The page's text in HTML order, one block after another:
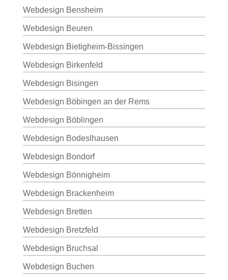
Webdesign Bensheim
Webdesign Beuren
Webdesign Bietigheim-Bissingen
Webdesign Birkenfeld
Webdesign Bisingen
Webdesign Böbingen an der Rems
Webdesign Böblingen
Webdesign Bodeslhausen
Webdesign Bondorf
Webdesign Bönnigheim
Webdesign Brackenheim
Webdesign Bretten
Webdesign Bretzfeld
Webdesign Bruchsal
Webdesign Buchen